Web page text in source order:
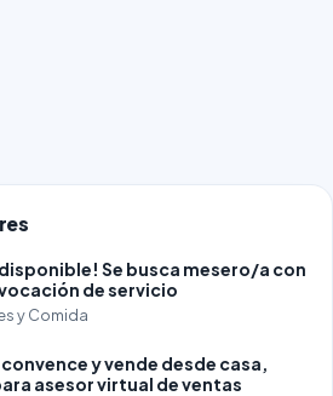
Se busca mesero/a con
de servicio
y Comida
y vende desde casa,
asesor virtual de ventas